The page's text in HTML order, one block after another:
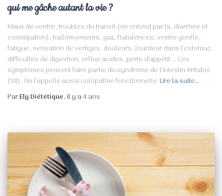
qui me gâche autant la vie ?
Maux de ventre, troubles du transit (on entend par là, diarrhée et
constipation), ballonnements, gaz, flatulences, ventre gonflé,
fatigue, sensation de vertiges, douleurs, lourdeur dans l’estomac,
difficultés de digestion, reflux acides, perte d’appétit … Ces
symptômes peuvent faire partie du syndrome de l’intestin irritable
(SII). On l’appelle aussi colopathie fonctionnelle Lire la suite…
ParEly Diététique, il y a4 ans